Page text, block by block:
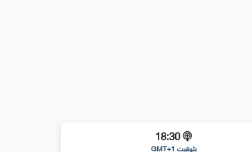
18:30
بتوقيت GMT+1